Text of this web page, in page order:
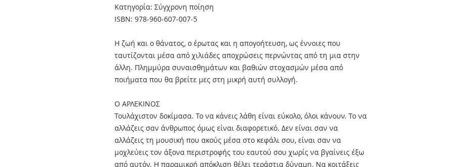
Κατηγορία: Σύγχρονη ποίηση
ISBN: 978-960-607-007-5
Η ζωή και ο θάνατος, ο έρωτας και η απογοήτευση, ως έννοιες που
ταυτίζονται μέσα από χιλιάδες αποχρώσεις περνώντας από τη μια στην
άλλη. Πλημμύρα συναισθημάτων και βαθιών στοχασμών μέσα από
ποιήματα που θα βρείτε μες στη μικρή αυτή συλλογή.
Ο ΑΡΛΕΚΙΝΟΣ
Τουλάχιστον δοκίμασα. Το να κάνεις λάθη είναι εύκολο, όλοι κάνουν. Το να
αλλάζεις σαν άνθρωπος όμως είναι διαφορετικό. Δεν είναι σαν να
αλλάζεις τη μουσική που ακούς μέσα στο κεφάλι σου, είναι σαν να
μοχλεύεις τον άξονα περιστροφής του εαυτού σου χωρίς να βγαίνεις έξω
από αυτόν. Η παραμικρή απόκλιση θέλει τεράστια δύναμη. Να κοιτάξεις